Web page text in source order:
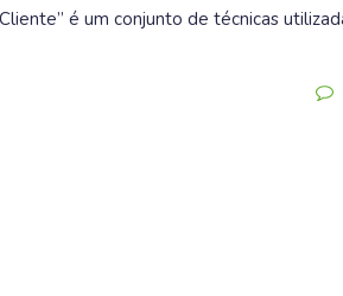
é um conjunto de técnicas